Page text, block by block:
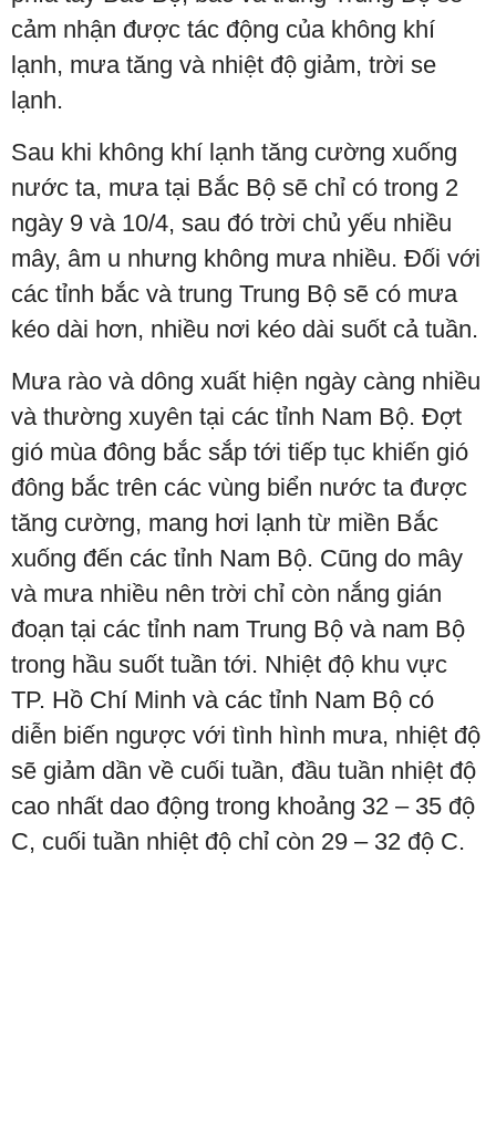
cảm nhận được tác động của không khí
lạnh, mưa tăng và nhiệt độ giảm, trời se
lạnh.
Sau khi không khí lạnh tăng cường xuống
nước ta, mưa tại Bắc Bộ sẽ chỉ có trong 2
ngày 9 và 10/4, sau đó trời chủ yếu nhiều
mây, âm u nhưng không mưa nhiều. Đối với
các tỉnh bắc và trung Trung Bộ sẽ có mưa
kéo dài hơn, nhiều nơi kéo dài suốt cả tuần.
Mưa rào và dông xuất hiện ngày càng nhiều
và thường xuyên tại các tỉnh Nam Bộ. Đợt
gió mùa đông bắc sắp tới tiếp tục khiến gió
đông bắc trên các vùng biển nước ta được
tăng cường, mang hơi lạnh từ miền Bắc
xuống đến các tỉnh Nam Bộ. Cũng do mây
và mưa nhiều nên trời chỉ còn nắng gián
đoạn tại các tỉnh nam Trung Bộ và nam Bộ
trong hầu suốt tuần tới. Nhiệt độ khu vực
TP. Hồ Chí Minh và các tỉnh Nam Bộ có
diễn biến ngược với tình hình mưa, nhiệt độ
sẽ giảm dần về cuối tuần, đầu tuần nhiệt độ
cao nhất dao động trong khoảng 32 – 35 độ
C, cuối tuần nhiệt độ chỉ còn 29 – 32 độ C.